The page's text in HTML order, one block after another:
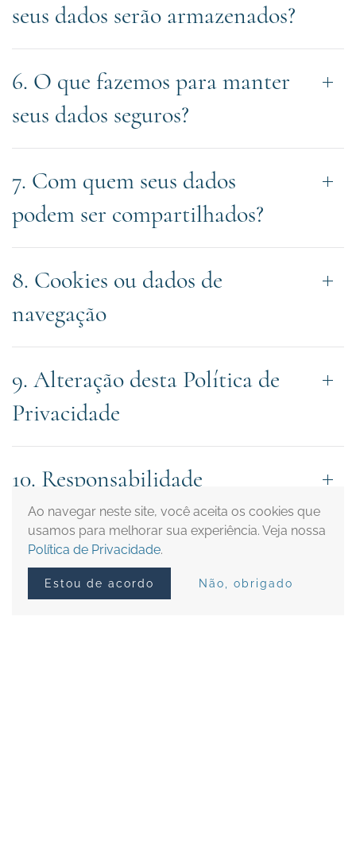
seus dados serão armazenados?
6. O que fazemos para manter
seus dados seguros?
7. Com quem seus dados
podem ser compartilhados?
8. Cookies ou dados de
navegação
9. Alteração desta Política de
Privacidade
10. Responsabilidade
10.1 Isenção de
responsabilidade
Ao navegar neste site, você aceita os cookies que
usamos para melhorar sua experiência. Veja nossa
Política de Privacidade.
Estou de acordo Não, obrigado